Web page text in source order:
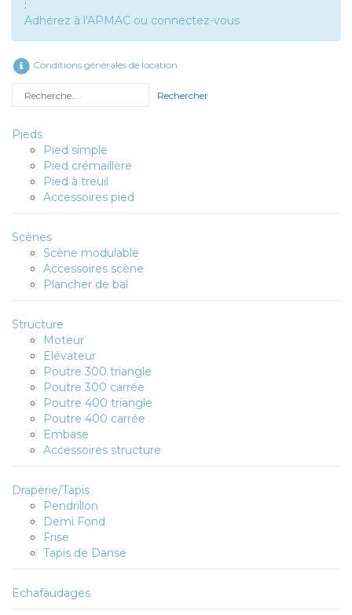
:
Adhérez à l'APMAC ou connectez-vous
Conditions générales de location
Rechercher
Pieds
Pied simple
Pied crémaillère
Pied à treuil
Accessoires pied
Scènes
Scène modulable
Accessoires scène
Plancher de bal
Structure
Moteur
Elévateur
Poutre 300 triangle
Poutre 300 carrée
Poutre 400 triangle
Poutre 400 carrée
Embase
Accessoires structure
Draperie/Tapis
Pendrillon
Demi Fond
Frise
Tapis de Danse
Echafaudages